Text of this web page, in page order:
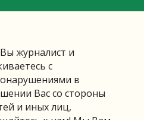
журналист и
с
в
Вас со стороны
и иных лиц,